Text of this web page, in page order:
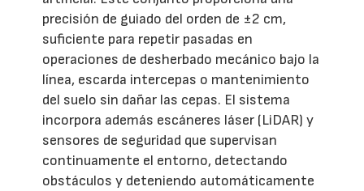
precisión de guiado del orden de ±2 cm,
suficiente para repetir pasadas en
operaciones de desherbado mecánico bajo la
línea, escarda intercepas o mantenimiento
del suelo sin dañar las cepas. El sistema
incorpora además escáneres láser (LiDAR) y
sensores de seguridad que supervisan
continuamente el entorno, detectando
obstáculos y deteniendo automáticamente